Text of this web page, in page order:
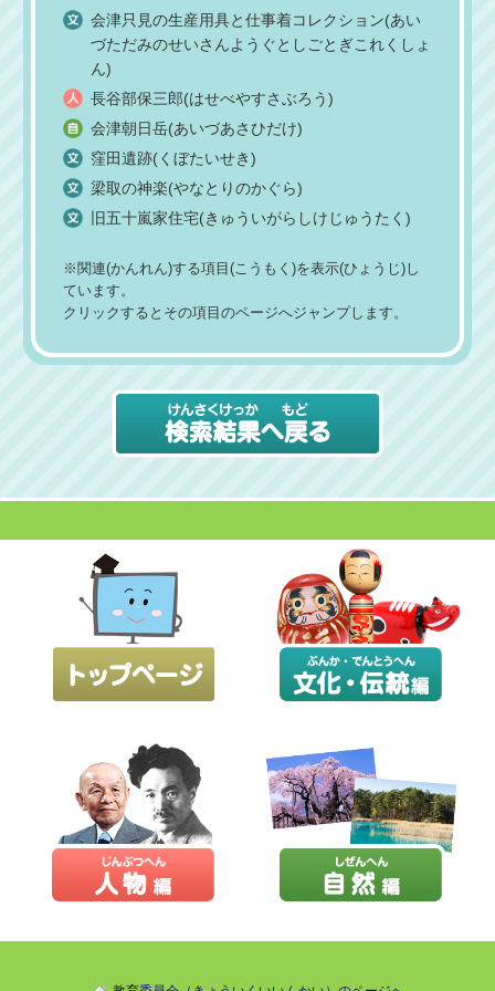
会津只見の生産用具と仕事着コレクション(あい
づただみのせいさんようぐとしごとぎこれくしょ
ん)
長谷部保三郎(はせべやすさぶろう)
会津朝日岳(あいづあさひだけ)
窪田遺跡(くぼたいせき)
梁取の神楽(やなとりのかぐら)
旧五十嵐家住宅(きゅういがらしけじゅうたく)
※関連(かんれん)する項目(こうもく)を表示(ひょうじ)し
ています。
クリックするとその項目のページへジャンプします。